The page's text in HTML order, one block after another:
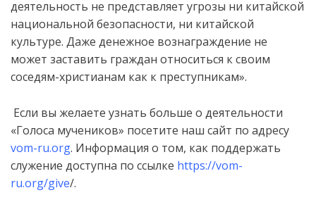
деятельность не представляет угрозы ни китайской
национальной безопасности, ни китайской
культуре. Даже денежное вознаграждение не
может заставить граждан относиться к своим
соседям-христианам как к преступникам».
Если вы желаете узнать больше о деятельности
«Голоса мучеников» посетите наш сайт по адресу
vom-ru.org. Информация о том, как поддержать
служение доступна по ссылке https://vom-
ru.org/give/.